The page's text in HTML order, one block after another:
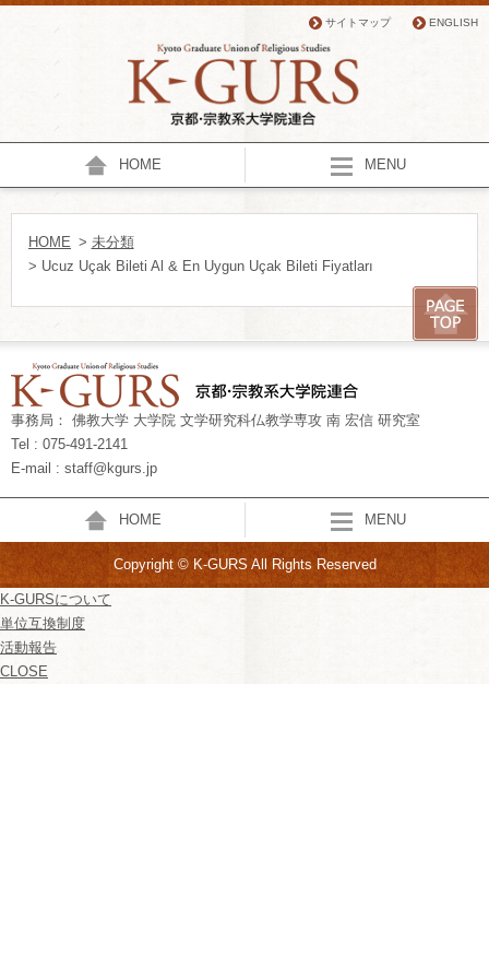
サイトマップ ENGLISH
HOME MENU
HOME > 未分類
> Ucuz Uçak Bileti Al & En Uygun Uçak Bileti Fiyatları
事務局： 佛教大学 大学院 文学研究科仏教学専攻 南 宏信 研究室
Tel : 075-491-2141
E-mail : staff@kgurs.jp
HOME MENU
Copyright © K-GURS All Rights Reserved
K-GURSについて
単位互換制度
活動報告
CLOSE